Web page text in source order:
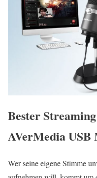
Bester
AVerMedia
Wer seine eigene Stimme